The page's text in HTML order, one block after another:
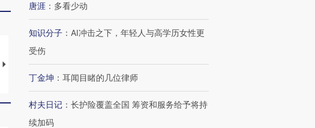
马航飞行员跨国走私7万
粒摇头丸 尿检体内含3种
泽连斯基密集出访美英 索
唐涯 ： 多看少动
知识分子 ： AI冲击之下，年轻人与高学历女性更
受伤
丁金坤 ： 耳闻目睹的几位律师
村夫日记 ： 长护险覆盖全国 筹资和服务给予将持
续加码